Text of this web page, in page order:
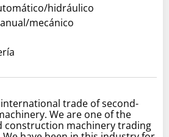
hidráulico
mecánico
trade of second-
We are one of the
construction machinery trading